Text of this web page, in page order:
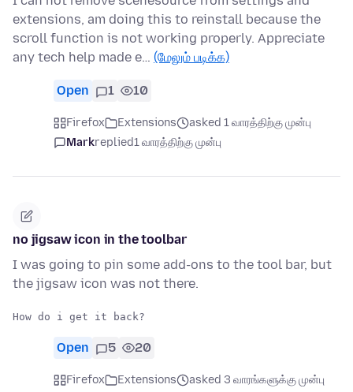
extensions, am doing this to reinstall because the
scroll function is not working properly. Appreciate
any tech help made e… (மேலும் படிக்க)
Open 1 10
Firefox Extensions
asked 1 வாரத்திற்கு முன்பு
Markreplied1 வாரத்திற்கு முன்பு
no jigsaw icon in the toolbar
I was going to pin some add-ons to the tool bar, but
the jigsaw icon was not there.
Open 5 20
Firefox Extensions
asked 3 வாரங்களுக்கு முன்பு